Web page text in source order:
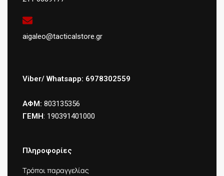
aigaleo@tacticalstore.gr
Viber/ Whatsapp: 6978302559
ΑΦΜ: 803135356
ΓΕΜΗ: 190391401000
Πληροφορίες
Τρόποι παραγγελίας